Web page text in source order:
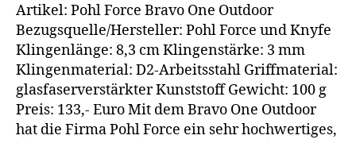
Artikel: Pohl Force Bravo One Outdoor
Bezugsquelle/Hersteller: Pohl Force und Knyfe
Klingenlänge: 8,3 cm Klingenstärke: 3 mm
Klingenmaterial: D2-Arbeitsstahl Griffmaterial:
glasfaserverstärkter Kunststoff Gewicht: 100 g
Preis: 133,- Euro Mit dem Bravo One Outdoor
hat die Firma Pohl Force ein sehr hochwertiges,